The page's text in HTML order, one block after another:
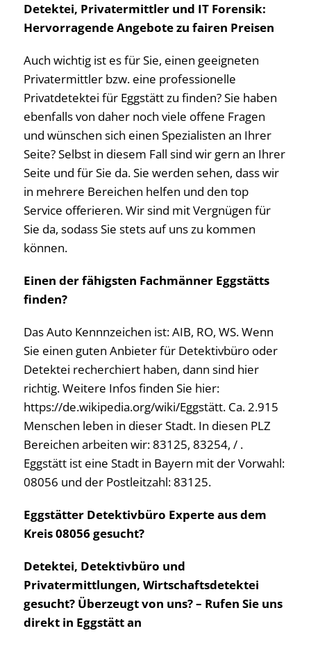
Detektei, Privatermittler und IT Forensik:
Hervorragende Angebote zu fairen Preisen
Auch wichtig ist es für Sie, einen geeigneten
Privatermittler bzw. eine professionelle
Privatdetektei für Eggstätt zu finden? Sie haben
ebenfalls von daher noch viele offene Fragen
und wünschen sich einen Spezialisten an Ihrer
Seite? Selbst in diesem Fall sind wir gern an Ihrer
Seite und für Sie da. Sie werden sehen, dass wir
in mehrere Bereichen helfen und den top
Service offerieren. Wir sind mit Vergnügen für
Sie da, sodass Sie stets auf uns zu kommen
können.
Einen der fähigsten Fachmänner Eggstätts
finden?
Das Auto Kennnzeichen ist: AIB, RO, WS. Wenn
Sie einen guten Anbieter für Detektivbüro oder
Detektei recherchiert haben, dann sind hier
richtig. Weitere Infos finden Sie hier:
https://de.wikipedia.org/wiki/Eggstätt. Ca. 2.915
Menschen leben in dieser Stadt. In diesen PLZ
Bereichen arbeiten wir: 83125, 83254, / .
Eggstätt ist eine Stadt in Bayern mit der Vorwahl:
08056 und der Postleitzahl: 83125.
Eggstätter Detektivbüro Experte aus dem
Kreis 08056 gesucht?
Detektei, Detektivbüro und
Privatermittlungen, Wirtschaftsdetektei
gesucht? Überzeugt von uns? – Rufen Sie uns
direkt in Eggstätt an